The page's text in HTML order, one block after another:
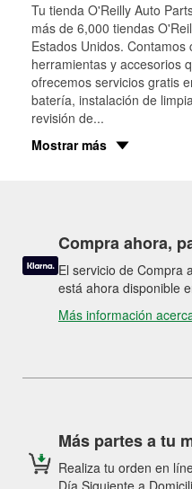
Tu tienda O'Reilly Auto
más de 6,000 tiendas
Estados Unidos.
herramientas y accesorios
ofrecemos servicios gratis
batería, instalación de
revisión de...
Mostrar más
Compra ahora,
El servicio de Compra
está ahora disponible
Más información
Más partes a tu
Realiza tu orden en
Día Siguiente a